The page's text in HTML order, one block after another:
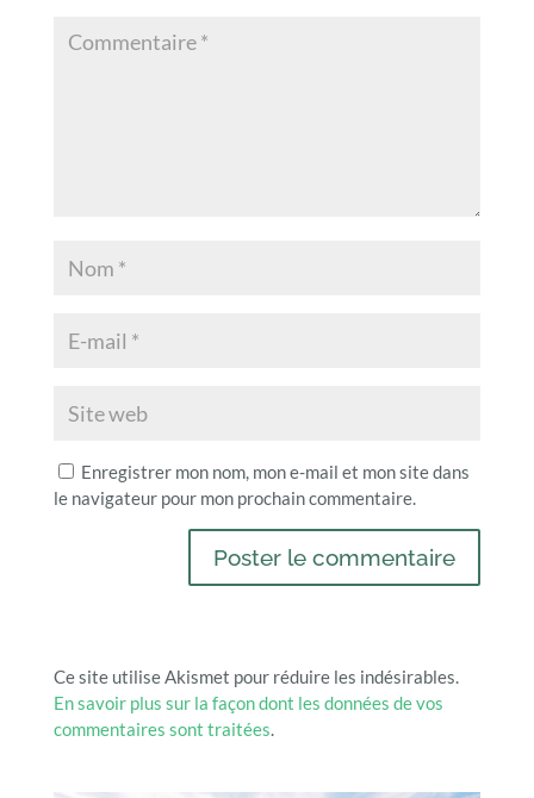
Enregistrer mon nom, mon e-mail et mon site dans
le navigateur pour mon prochain commentaire.
Ce site utilise Akismet pour réduire les indésirables.
En savoir plus sur la façon dont les données de vos
commentaires sont traitées.